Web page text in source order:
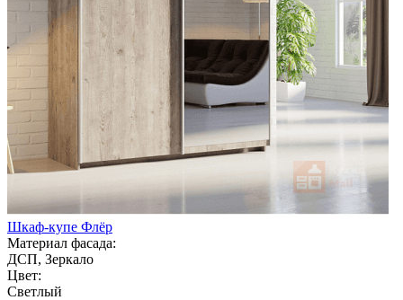
Шкаф-купе Флёр
Материал фасада:
ДСП, Зеркало
Цвет:
Светлый